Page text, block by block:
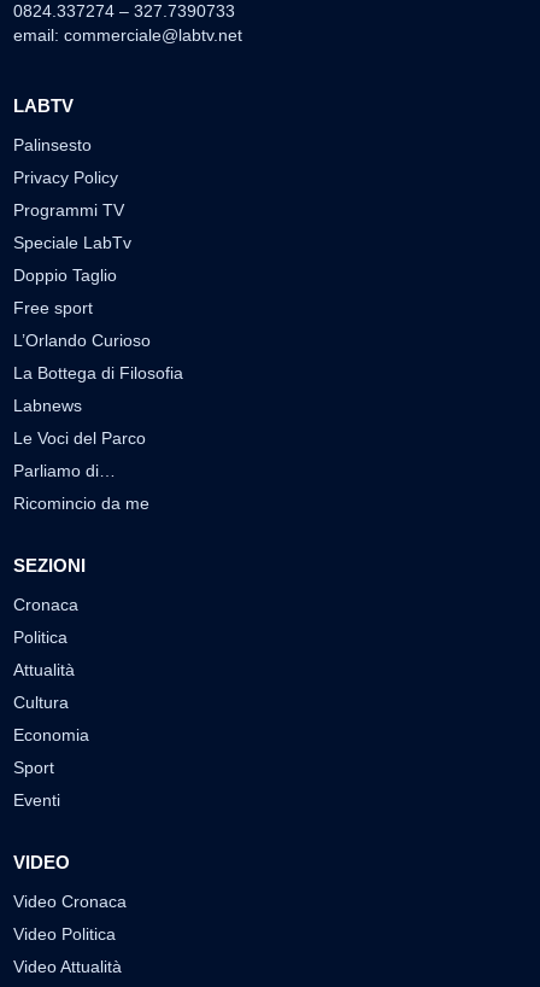
0824.337274 – 327.7390733
email: commerciale@labtv.net
LABTV
Palinsesto
Privacy Policy
Programmi TV
Speciale LabTv
Doppio Taglio
Free sport
L’Orlando Curioso
La Bottega di Filosofia
Labnews
Le Voci del Parco
Parliamo di…
Ricomincio da me
SEZIONI
Cronaca
Politica
Attualità
Cultura
Economia
Sport
Eventi
VIDEO
Video Cronaca
Video Politica
Video Attualità